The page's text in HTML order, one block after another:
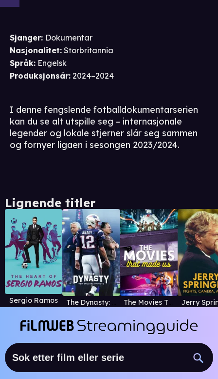
Sjanger: Dokumentar
Nasjonalitet: Storbritannia
Språk: Engelsk
Produksjonsår: 2024–2024
I denne fengslende fotballdokumentarserien
kan du se alt utspille seg – internasjonale
legender og lokale stjerner slår seg sammen
og fornyer ligaen i sesongen 2023/2024.
Lignende titler
Sergio Ramos The Dynasty: New England Patriots The Movies That Made Us